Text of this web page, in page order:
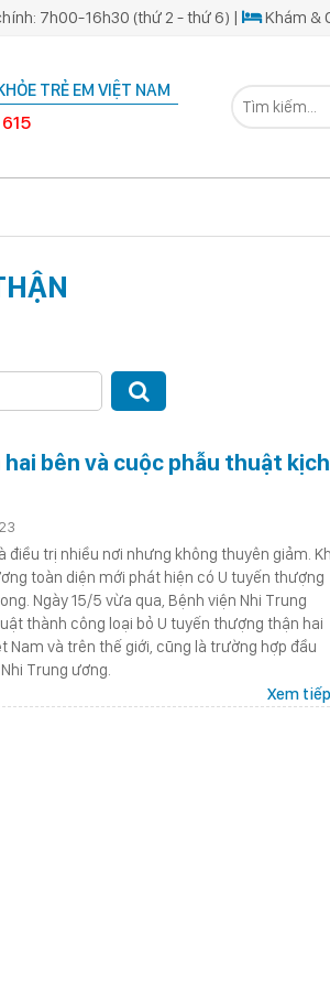
7h00-16h30 (thứ 2 - thứ 6) | Khám &
TRẺ EM VIỆT NAM
bên và cuộc phẫu thuật kịch
điều trị nhiều nơi nhưng không thuyên giảm.
toàn diện mới phát hiện có U tuyến thượng
Ngày 15/5 vừa qua, Bệnh viện Nhi Trung
thành công loại bỏ U tuyến thượng thận hai
Nam và trên thế giới, cũng là trường hợp đầu
Trung ương.
Xem tiếp